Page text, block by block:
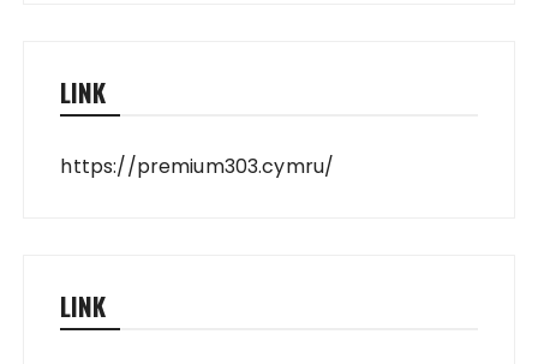
LINK
https://premium303.cymru/
LINK